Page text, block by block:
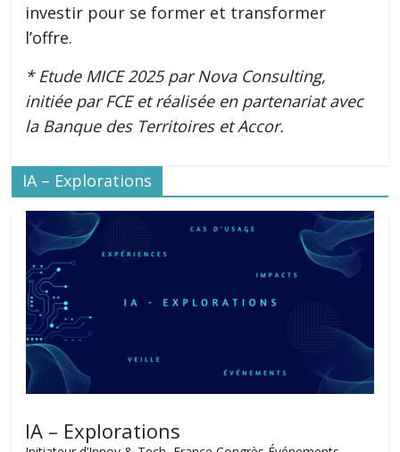
investir pour se former et transformer
l’offre.
* Etude MICE 2025 par Nova Consulting,
initiée par FCE et réalisée en partenariat avec
la Banque des Territoires et Accor.
IA – Explorations
IA – Explorations